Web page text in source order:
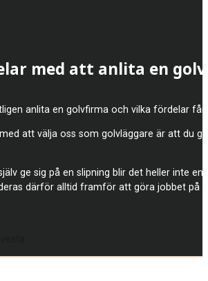
med att anlita en
anlita en golvfirma och vilka fördelar
att välja oss som golvläggare är att du
ge sig på en slipning blir det heller inte
därför alltid framför att göra jobbet på